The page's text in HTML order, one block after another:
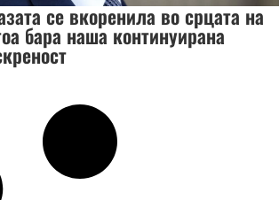
се вкоренила во срцата на
бара наша континуирана